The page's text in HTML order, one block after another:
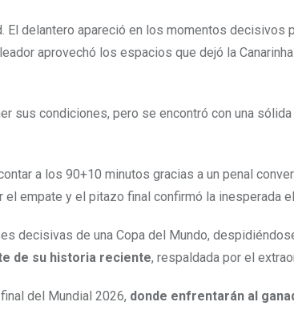
El delantero apareció en los momentos
aprovechó los espacios que dejó la
sus condiciones, pero se encontró con una
a los 90+10 minutos gracias a un penal
empate y el pitazo final confirmó la inesperada
decisivas de una Copa del Mundo,
de su historia reciente, respaldada por el
del Mundial 2026, donde enfrentarán al